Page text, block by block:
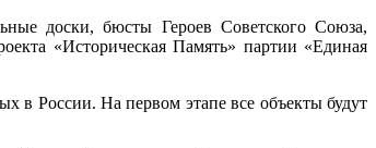
доски, бюсты Героев Советского Союза,
«Историческая Память» партии «Единая
в России. На первом этапе все объекты будут